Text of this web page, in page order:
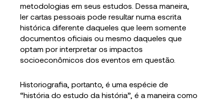
metodologias em seus estudos. Dessa maneira,
ler cartas pessoais pode resultar numa escrita
histórica diferente daqueles que leem somente
documentos oficiais ou mesmo daqueles que
optam por interpretar os impactos
socioeconômicos dos eventos em questão.
Historiografia, portanto, é uma espécie de
“história do estudo da história”, é a maneira como